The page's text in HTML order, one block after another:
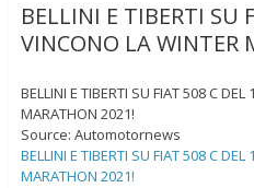
BELLINI E TIBERTI SU
VINCONO LA WINTER
BELLINI E TIBERTI SU FIAT 508 C
MARATHON 2021!
Source: Automotornews
BELLINI E TIBERTI SU FIAT 508 C
MARATHON 2021!